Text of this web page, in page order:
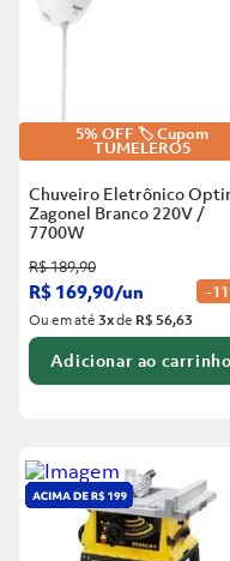
5% OFF 🏷️ Cupom
TUMELERO5
Chuveiro Eletrônico
Zagonel Branco 220V /
7700W
R$189,90
R$ 169,90/un -
Ou em até3xde R$ 56,63
Adicionar ao carrinho